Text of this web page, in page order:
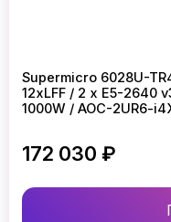
Supermicro 6028U-
12xLFF / 2 x E5-2640
1000W / AOC-2UR6-
172 030 ₽